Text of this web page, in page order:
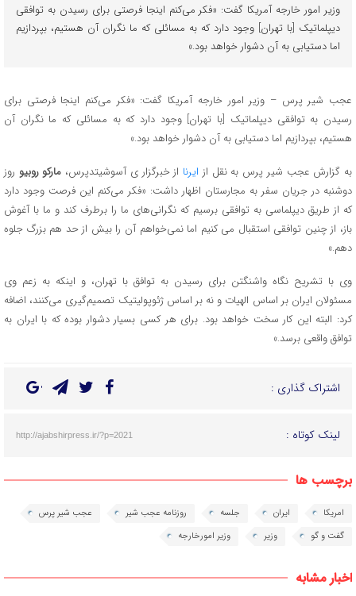
وزیر امور خارجه آمریکا گفت: «فکر می‌کنم اینجا فرصتی برای رسیدن به توافقی
دیپلماتیک [با تهران] وجود دارد که به مسائلی که ما نگران آن هستیم، بپردازیم
اما دستیابی به آن دشوار خواهد بود.»
عجب شیر پرس – وزیر امور خارجه آمریکا گفت: «فکر می‌کنم اینجا فرصتی برای
رسیدن به توافقی دیپلماتیک [با تهران] وجود دارد که به مسائلی که ما نگران آن
هستیم، بپردازیم اما دستیابی به آن دشوار خواهد بود.»
به گزارش عجب شیر پرس به نقل از ایرنا از خبرگزار ی آسوشیتدپرس، مارکو روبیو روز
دوشنبه در جریان سفر به مجارستان اظهار داشت: «فکر می‌کنم این فرصت وجود دارد
که از طریق دیپلماسی به توافقی برسیم که نگرانی‌های ما را برطرف کند و ما با آغوش
باز، از چنین توافقی استقبال می کنیم اما نمی‌خواهم آن را بیش از حد هم بزرگ جلوه
دهم.»
وی با تشریح نگاه واشنگتن برای رسیدن به توافق با تهران، و اینکه به زعم وی
مسئولان ایران بر اساس الهیات و نه بر اساس ژئوپولیتیک تصمیم‌گیری می‌کنند، اضافه
کرد: البته این کار سخت خواهد بود. برای هر کسی بسیار دشوار بوده که با ایران به
توافق واقعی برسد.»
اشتراک گذاری :
لینک کوتاه : http://ajabshirpress.ir/?p=2021
برچسب ها
امریکا ایران جلسه روزنامه عجب شیر
عجب شیر پرس
گفت و گو
وزیر وزیر امورخارجه
اخبار مشابه